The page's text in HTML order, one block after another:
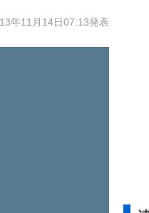
年11月14日07:13発表